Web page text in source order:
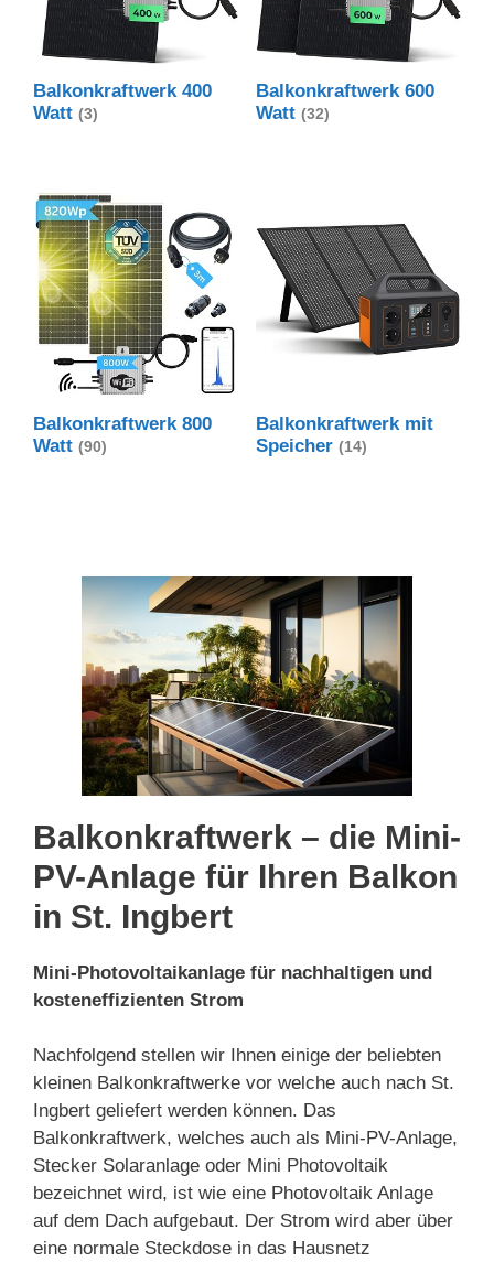
Balkonkraftwerk 400
Watt (3)
Balkonkraftwerk 600
Watt (32)
Balkonkraftwerk 800
Watt (90)
Balkonkraftwerk mit
Speicher (14)
Balkonkraftwerk – die Mini-
PV-Anlage für Ihren Balkon
in St. Ingbert
Mini-Photovoltaikanlage für nachhaltigen und
kosteneffizienten Strom
Nachfolgend stellen wir Ihnen einige der beliebten
kleinen Balkonkraftwerke vor welche auch nach St.
Ingbert geliefert werden können. Das
Balkonkraftwerk, welches auch als Mini-PV-Anlage,
Stecker Solaranlage oder Mini Photovoltaik
bezeichnet wird, ist wie eine Photovoltaik Anlage
auf dem Dach aufgebaut. Der Strom wird aber über
eine normale Steckdose in das Hausnetz